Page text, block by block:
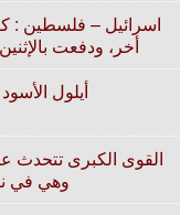
اسرائيل – فلسطين :
أخر، ودفعت
القوى الكبرى تتحدث
وهي في